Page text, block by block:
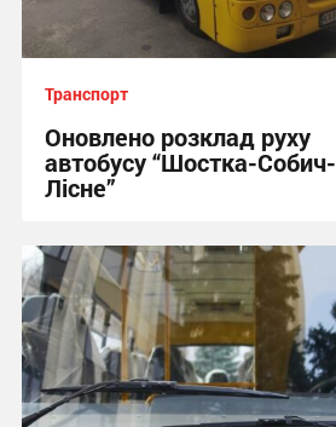
Транспорт
Оновлено розклад руху
автобусу “Шостка-Собич-
Лісне”
11:03, 3.08.2026